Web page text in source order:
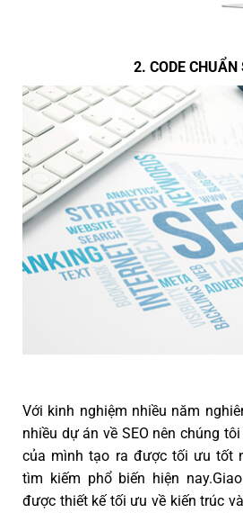
2. CODE CHUẨN
Với kinh nghiệm nhiều năm
nhiều dự án về SEO nên chúng
của mình tạo ra được tối ưu tốt
tìm kiếm phổ biến hiện
được thiết kế tối ưu về kiến trúc